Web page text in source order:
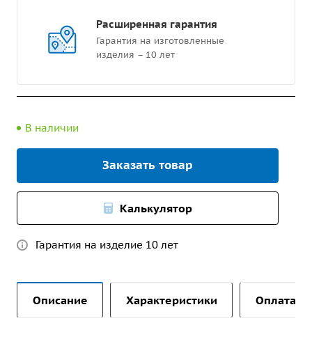
Расширенная гарантия
Гарантия на изготовленные
изделия – 10 лет
В наличии
Заказать товар
Калькулятор
Гарантия на изделие 10 лет
Описание Характеристики Оплата и